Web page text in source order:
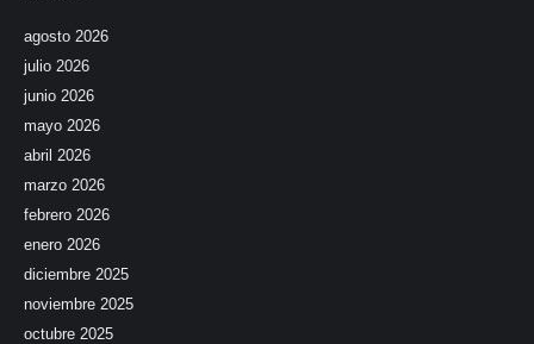
agosto 2026
julio 2026
junio 2026
mayo 2026
abril 2026
marzo 2026
febrero 2026
enero 2026
diciembre 2025
noviembre 2025
octubre 2025